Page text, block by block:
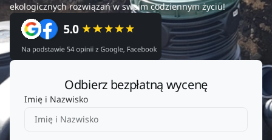
ekologicznych rozwiązań w swoim codziennym życiu!
Odbierz bezpłatną wycenę
Imię i Nazwisko